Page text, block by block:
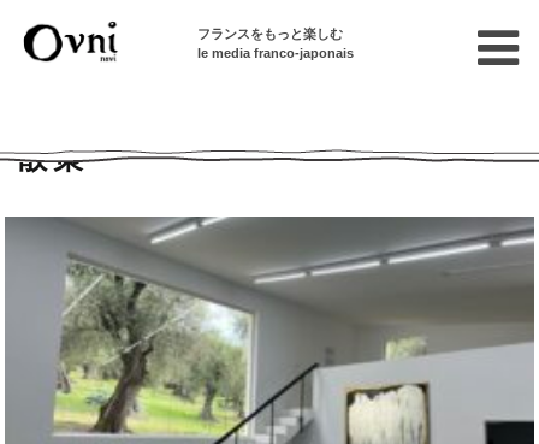
フランスをもっと楽しむ
le media franco-japonais
散策